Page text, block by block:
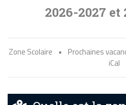
2026-2027 et
Zone Scolaire • Prochaines
iCal